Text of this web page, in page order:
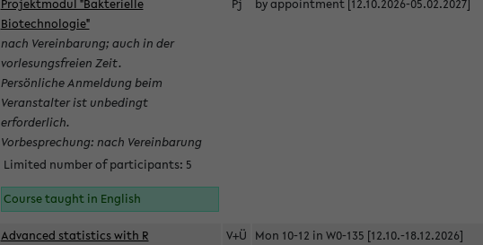
Projektmodul "Bakterielle
Biotechnologie"
nach Vereinbarung; auch in der
vorlesungsfreien Zeit.
Persönliche Anmeldung beim
Veranstalter ist unbedingt
erforderlich.
Vorbesprechung: nach Vereinbarung
Limited number of participants: 5
Course taught in English
Pj by appointment [12.10.2026-05.02.2027]
Advanced statistics with R
V+Ü Mon 10-12 in W0-135 [12.10.-18.12.2026]